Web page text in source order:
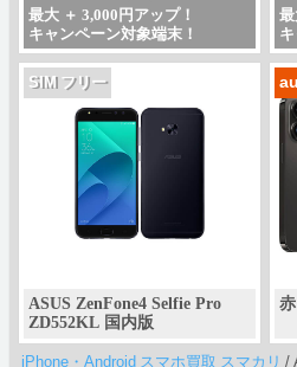
最大 ＋ 3,000円アップ！
キャンペーン対象端末！
最
SIM フリー
ASUS ZenFone4 Selfie Pro
ZD552KL 国内版
au
iPhone・Android スマホ買取 スマカリ /